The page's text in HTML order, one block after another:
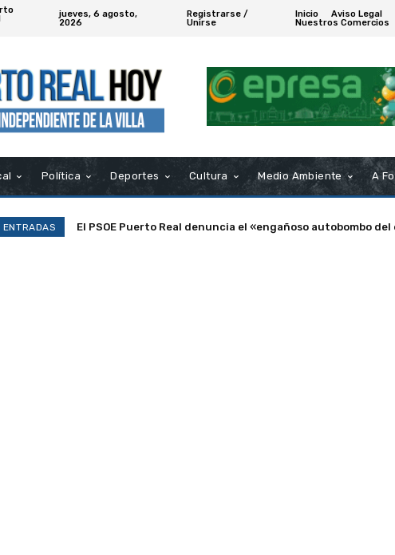
jueves, 6 agosto,
2026
Registrarse /
Unirse
Inicio Aviso Legal
Nuestros Comercios
Política Deportes Cultura Medio Ambiente A
El PSOE Puerto Real denuncia el «engañoso autobombo del
La Asociación Rampa de Puerto Real nombra Socio de